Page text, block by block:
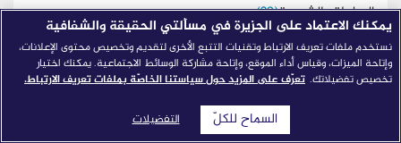
السلطة بالشرعية(32)
.
- أما الهويةالثانيةفتُمَثِّل "هوية وطنية" (الأنا)؛ تحافظ على
استقلال لبنان وسيادته ومصالحه الوطنية. ويمكن إبراز هذه
الاستراتيجية الخطابية لتقديم الآخر سلبًا والأنا إيجابًا من خلال
نمطي الهوية المشار إليهما أعلاه؛ وهنا يتضح الأسلوب الذي
يمكنك الاعتماد على الجزيرة في مسألتي الحقيقة والشفافية
نستخدم ملفات تعريف الارتباط وتقنيات التتبع الأخرى لتقديم وتخصيص محتوى الإعلانات،
وإتاحة الميزات، وقياس أداء الموقع، وإتاحة مشاركة الوسائط الاجتماعية. يمكنك اختيار
تخصيص تفضيلاتك. تعرّف على المزيد حول سياستنا الخاصّة بملفات تعريف الارتباط.
التفضيلات السماح للكلّ